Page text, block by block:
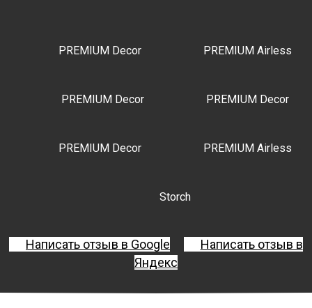
PREMIUM Decor PREMIUM Airless
PREMIUM Decor PREMIUM Decor
PREMIUM Decor PREMIUM Airless
Storch
Написать отзыв в Google
Написать отзыв в
Яндекс